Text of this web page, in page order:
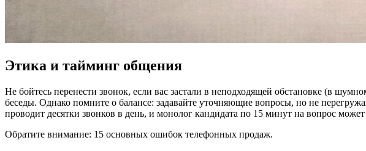
Этика и тайминг общения
Не бойтесь перенести звонок, если вас застали в неподходящей обстановке (в
беседы. Однако помните о балансе: задавайте уточняющие вопросы, но не
проводит десятки звонков в день, и монолог кандидата по 15 минут на вопрос может
Обратите внимание: 15 основных ошибок телефонных продаж.